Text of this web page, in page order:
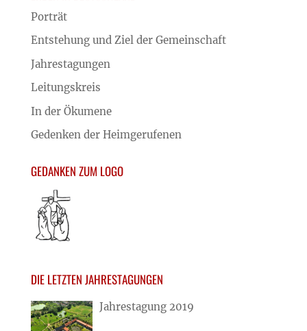
Porträt
Entstehung und Ziel der Gemeinschaft
Jahrestagungen
Leitungskreis
In der Ökumene
Gedenken der Heimgerufenen
GEDANKEN ZUM LOGO
DIE LETZTEN JAHRESTAGUNGEN
Jahrestagung 2019